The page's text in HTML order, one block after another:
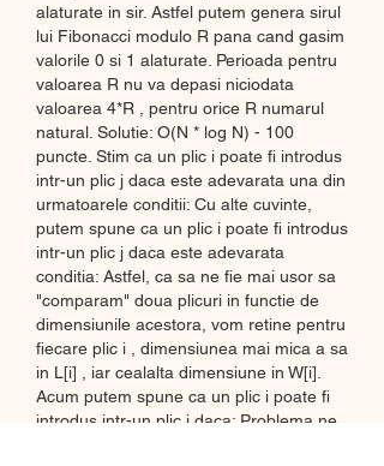
alaturate in sir. Astfel putem genera sirul
lui Fibonacci modulo R pana cand gasim
valorile 0 si 1 alaturate. Perioada pentru
valoarea R nu va depasi niciodata
valoarea 4*R , pentru orice R numarul
natural. Solutie: O(N * log N) - 100
puncte. Stim ca un plic i poate fi introdus
intr-un plic j daca este adevarata una din
urmatoarele conditii: Cu alte cuvinte,
putem spune ca un plic i poate fi introdus
intr-un plic j daca este adevarata
conditia: Astfel, ca sa ne fie mai usor sa
"comparam" doua plicuri in functie de
dimensiunile acestora, vom retine pentru
fiecare plic i , dimensiunea mai mica a sa
in L[i] , iar cealalta dimensiune in W[i].
Acum putem spune ca un plic i poate fi
introdus intr-un plic j daca: Problema ne